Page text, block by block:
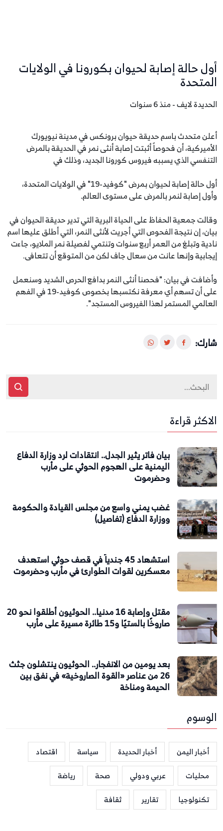
أول حالة إصابة لحيوان بكورونا في الولايات
المتحدة
الحديدة لايف - منذ 6 سنوات
أعلن متحدث باسم حديقة حيوان برونكس في مدينة نيويورك
الأميركية، أن فحوصاً أثبتت إصابة أنثى نمر في الحديقة بالمرض
التنفسي الذي يسببه فيروس كورونا الجديد، وذلك في
أول حالة إصابة لحيوان بمرض "كوفيد-19" في الولايات المتحدة،
وأول إصابة لنمر بالمرض على مستوى العالم.
وقالت جمعية الحفاظ على الحياة البرية التي تدير حديقة الحيوان في
بيان، إن نتيجة الفحوص التي أجريت لأنثى النمر، التي أطلق عليها اسم
نادية وتبلغ من العمر أربع سنوات وتنتمي لفصيلة نمر الملايو، جاءت
إيجابية وإنها عانت من سعال جاف لكن من المتوقع أن تتعافى.
وأضافت في بيان: "فحصنا أنثى النمر بدافع الحرص الشديد وسنعمل
على أن تسهم أي معرفة نكتسبها بخصوص كوفيد-19 في الفهم
العالمي المستمر لهذا الفيروس المستجد".
شارك:
الاكثر قراءة
بيان فاتر يثير الجدل.. انتقادات لرد وزارة الدفاع
اليمنية على الهجوم الحوثي على مأرب
وحضرموت
غضب يمني واسع من مجلس القيادة والحكومة
ووزارة الدفاع (تفاصيل)
استشهاد 45 جندياً في قصف حوثي استهدف
معسكرين لقوات الطوارئ في مأرب وحضرموت
مقتل وإصابة 16 مدنيا.. الحوثيون أطلقوا نحو 20
صاروخًا بالستيًا و15 طائرة مسيرة على مأرب
بعد يومين من الانفجار.. الحوثيون ينتشلون جثث
26 من عناصر «القوة الصاروخية» في نفق بين
الحيمة ومناخة
الوسوم
أخبار اليمن أخبار الحديدة سياسة
اقتصاد
محليات
عربي ودولي صحة
رياضة
تكنولوجيا
تقارير ثقافة